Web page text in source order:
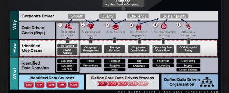
Artikel:
Business Case orientierte
Etablierung einer Data Driven Company
VIEW